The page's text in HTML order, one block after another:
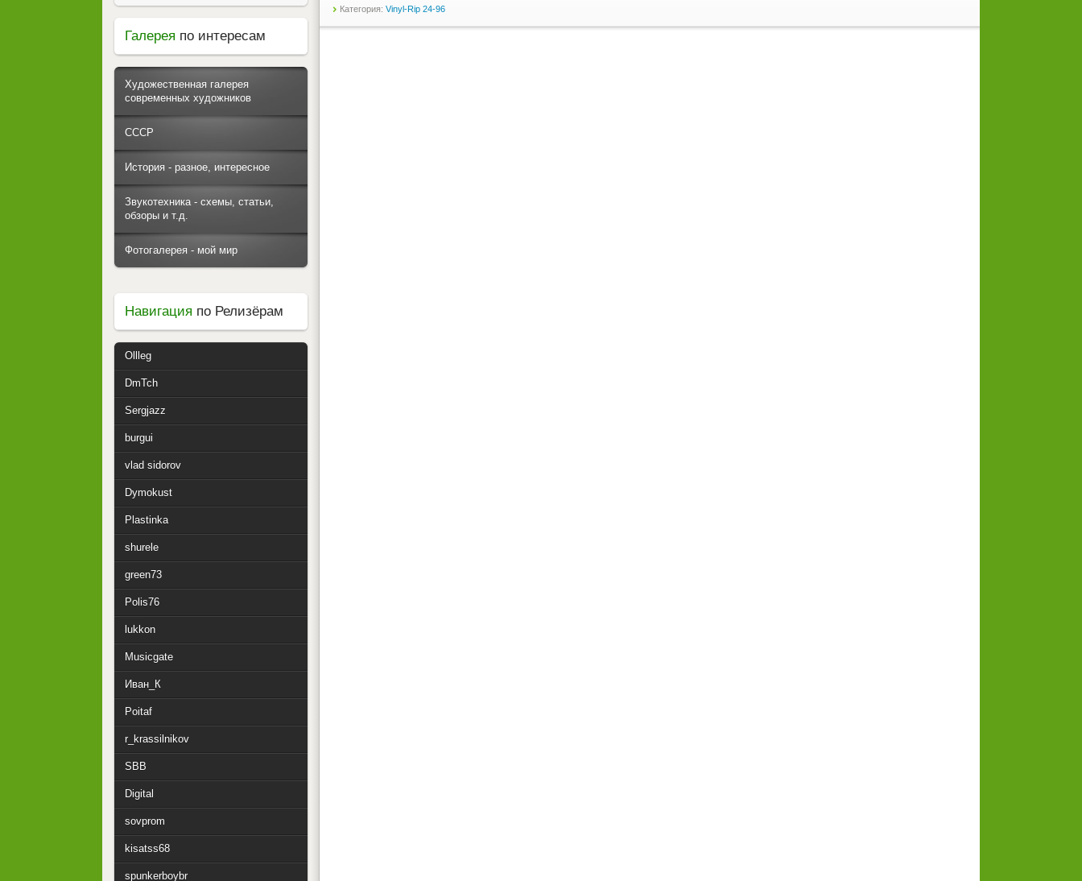
Категория: Vinyl-Rip 24-96
Галерея по интересам
Художественная галерея
современных художников
СССР
История - разное, интересное
Звукотехника - схемы, статьи,
обзоры и т.д.
Фотогалерея - мой мир
Навигация по Релизёрам
Ollleg
DmTch
Sergjazz
burgui
vlad sidorov
Dymokust
Plastinka
shurele
green73
Polis76
lukkon
Musicgate
Иван_К
Poitaf
r_krassilnikov
SBB
Digital
sovprom
kisatss68
spunkerboybr